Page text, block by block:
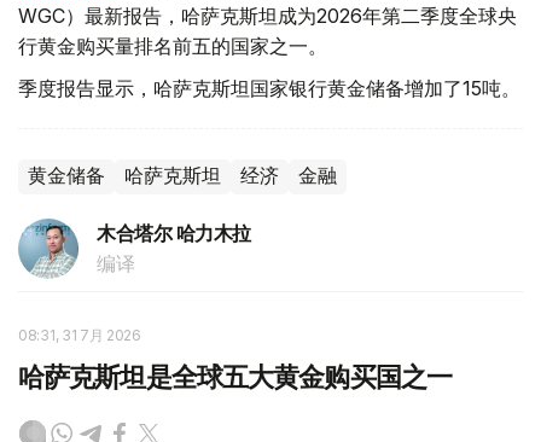
WGC）最新报告，哈萨克斯坦成为2026年第二季度全球央
行黄金购买量排名前五的国家之一。
季度报告显示，哈萨克斯坦国家银行黄金储备增加了15吨。
黄金储备 哈萨克斯坦 经济 金融
木合塔尔 哈力木拉
编译
08:31, 31 7月 2026
哈萨克斯坦是全球五大黄金购买国之一